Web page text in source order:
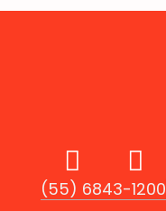
(55) 6843-1200